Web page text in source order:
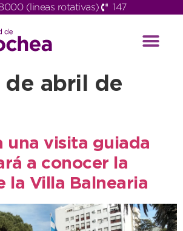
(lineas rotativas) 147
de abril de
una visita guiada
a conocer la
la Villa Balnearia